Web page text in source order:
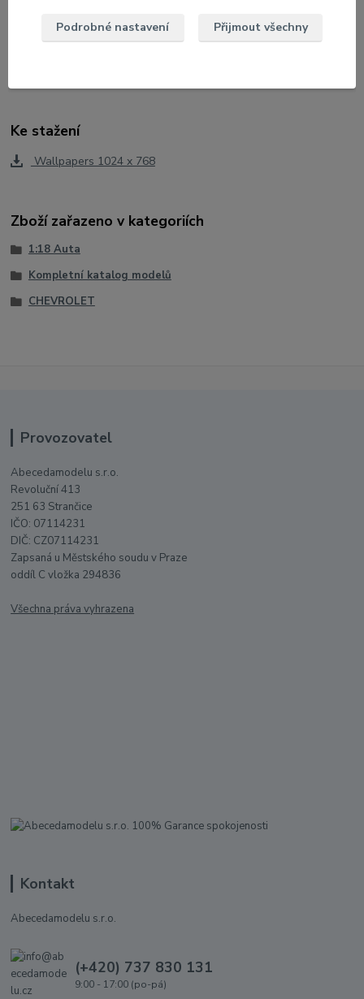
U modelu lze otevřít dveře, víko motoru a kufru, otáčení kol
Ke stažení
Wallpapers 1024 x 768
Zboží zařazeno v kategoriích
1:18 Auta
Kompletní katalog modelů
CHEVROLET
Provozovatel
Abecedamodelu s.r.o.
Revoluční 413
251 63 Strančice
IČO: 07114231
DIČ: CZ07114231
Zapsaná u Městského soudu v Praze
oddíl C vložka 294836
Všechna práva vyhrazena
Kontakt
Abecedamodelu s.r.o.
(+420) 737 830 131
9:00 - 17:00 (po-pá)
Podrobné nastavení Přijmout všechny